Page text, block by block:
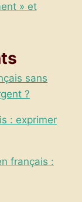
» et
sans
?
: exprimer
français :